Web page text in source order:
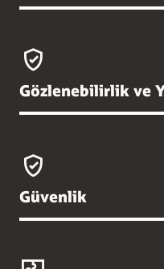
Gözlenebilirlik ve
Güvenlik